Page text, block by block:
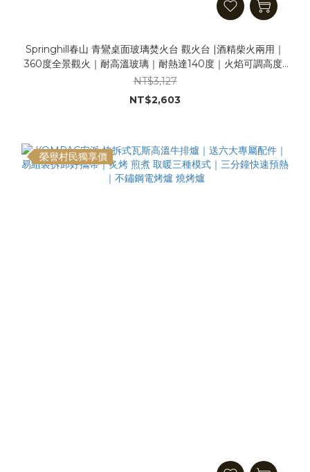
Springhill春山 青鸞桌面玻璃焚火台 觀火台 |酒精柴火兩用｜
360度全景觀火｜耐高溫玻璃｜耐熱達140度｜火焰可調高度|
煮茶露營暖爐 取暖爐 柴火爐 柴爐 取暖器 焚火爐
NT$3,127
NT$2,603
榮譽村民獨享價